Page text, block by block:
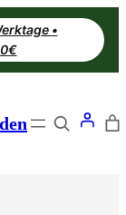
•
Search